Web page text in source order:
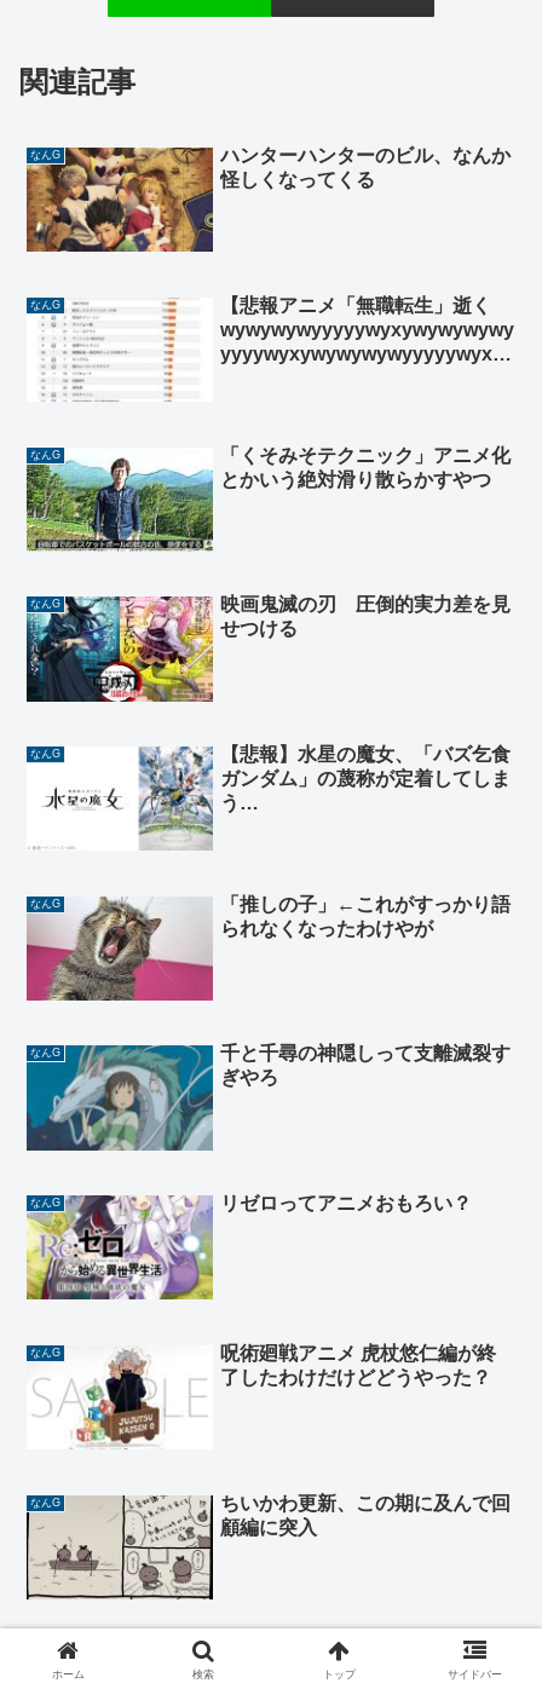
関連記事
なんG
ハンターハンターのビル、なんか
怪しくなってくる
なんG
【悲報アニメ「無職転生」逝く
wywywywyyyyywyxywywywywy
yyyywyxywywywywyyyyywyxy
なんG
「くそみそテクニック」アニメ化
とかいう絶対滑り散らかすやつ
なんG
映画鬼滅の刃 圧倒的実力差を見
せつける
なんG
【悲報】水星の魔女、「バズ乞食
ガンダム」の蔑称が定着してしま
う…
なんG
「推しの子」←これがすっかり語
られなくなったわけやが
なんG
千と千尋の神隠しって支離滅裂す
ぎやろ
なんG リゼロってアニメおもろい？
なんG
呪術廻戦アニメ 虎杖悠仁編が終
了したわけだけどどうやった？
なんG
ちいかわ更新、この期に及んで回
顧編に突入
なんG
【BS11】エ口マンガ先生(再)→恋
愛フロップス→不徳のギルド
ホーム 検索 トップ サイドバー